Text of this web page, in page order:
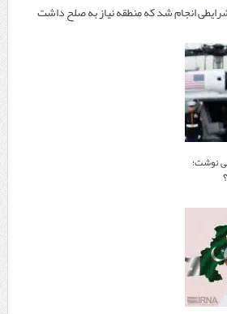
انجام شد که منطقه نیاز به صلح داشت
نوشت؛